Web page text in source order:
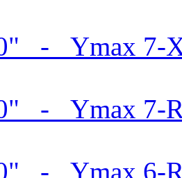
- Ymax 7-
- Ymax 7-
- Ymax 6-